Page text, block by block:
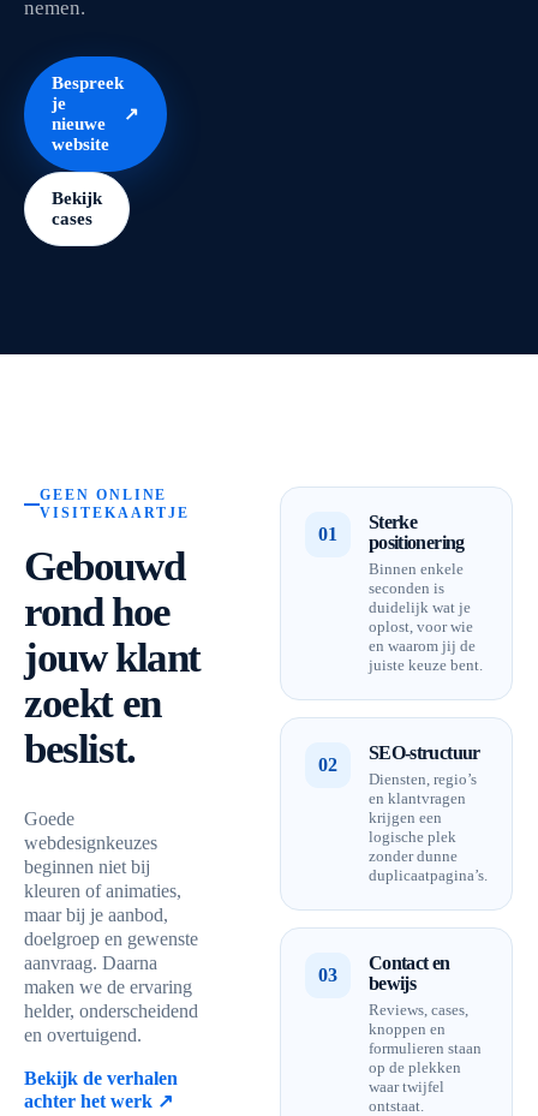
nemen.
Bespreek
je
nieuwe
website
↗
Bekijk
cases
GEEN ONLINE
VISITEKAARTJE
Gebouwd
rond hoe
jouw klant
zoekt en
beslist.
Goede
webdesignkeuzes
beginnen niet bij
kleuren of animaties,
maar bij je aanbod,
doelgroep en gewenste
aanvraag. Daarna
maken we de ervaring
helder, onderscheidend
en overtuigend.
Bekijk de verhalen
achter het werk ↗
01
Sterke
positionering
Binnen enkele
seconden is
duidelijk wat je
oplost, voor wie
en waarom jij de
juiste keuze bent.
02
SEO-structuur
Diensten, regio’s
en klantvragen
krijgen een
logische plek
zonder dunne
duplicaatpagina’s.
03
Contact en
bewijs
Reviews, cases,
knoppen en
formulieren staan
op de plekken
waar twijfel
ontstaat.